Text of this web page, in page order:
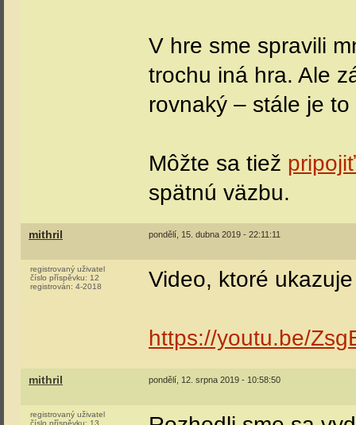
V hre sme spravili
trochu iná hra. Ale
rovnaký – stále je
Môžte sa tiež
spätnú väzbu.
mithril pondělí, 15. dubna 2019 - 22:11:11
registrovaný uživatel
číslo příspěvku: 12
registrován: 4-2018 Video, ktoré
https://youtu.be/
mithril pondělí, 12. srpna 2019 - 10:58:50
registrovaný uživatel
číslo příspěvku: 13